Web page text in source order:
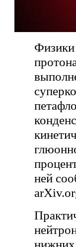
ней
нижних